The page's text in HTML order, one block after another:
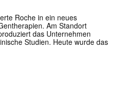
Roche in ein neues
Am Standort
das Unternehmen
Studien. Heute wurde das